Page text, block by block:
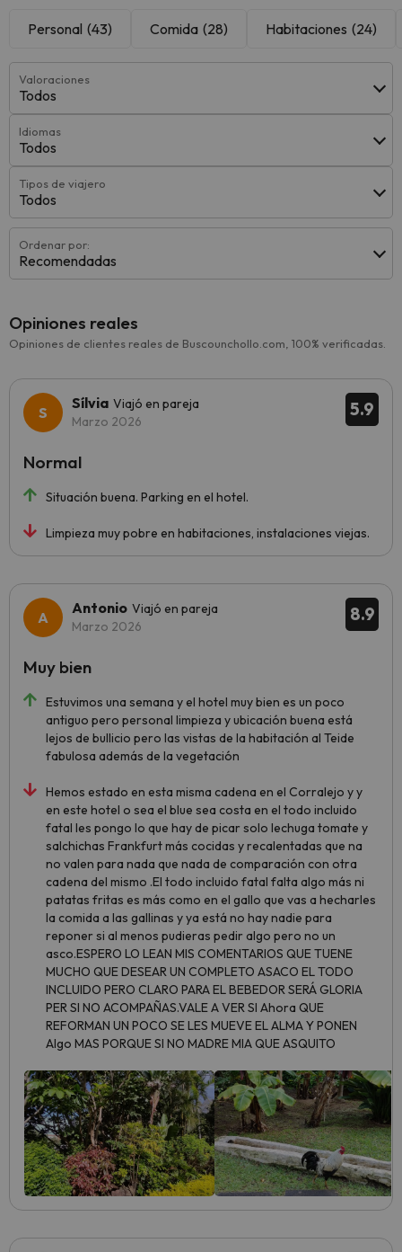
Personal (43) Comida (28) Habitaciones (24)
Valoraciones
Todos
Idiomas
Todos
Tipos de viajero
Todos
Ordenar por:
Recomendadas
Opiniones reales
Opiniones de clientes reales de Buscounchollo.com, 100% verificadas.
5.9
Sílvia Viajó en pareja
Marzo 2026
Situación buena. Parking en el hotel.
Limpieza muy pobre en habitaciones, instalaciones viejas.
Normal
8.9
Antonio Viajó en pareja
Marzo 2026
Estuvimos una semana y el hotel muy bien es un poco
antiguo pero personal limpieza y ubicación buena está
lejos de bullicio pero las vistas de la habitación al Teide
fabulosa además de la vegetación
Hemos estado en esta misma cadena en el Corralejo y y
en este hotel o sea el blue sea costa en el todo incluido
fatal les pongo lo que hay de picar solo lechuga tomate y
salchichas Frankfurt más cocidas y recalentadas que na
no valen para nada que nada de comparación con otra
cadena del mismo .El todo incluido fatal falta algo más ni
patatas fritas es más como en el gallo que vas a hecharles
la comida a las gallinas y ya está no hay nadie para
reponer si al menos pudieras pedir algo pero no un
asco.ESPERO LO LEAN MIS COMENTARIOS QUE TUENE
MUCHO QUE DESEAR UN COMPLETO ASACO EL TODO
INCLUIDO PERO CLARO PARA EL BEBEDOR SERÁ GLORIA
PER SI NO ACOMPAÑAS.VALE A VER SI Ahora QUE
REFORMAN UN POCO SE LES MUEVE EL ALMA Y PONEN
Algo MAS PORQUE SI NO MADRE MIA QUE ASQUITO
Muy bien